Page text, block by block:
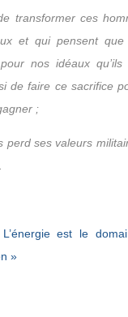
transformer ces
et qui pensent
nos idéaux
de faire ce sacrifice
;
ses valeurs
est le
»